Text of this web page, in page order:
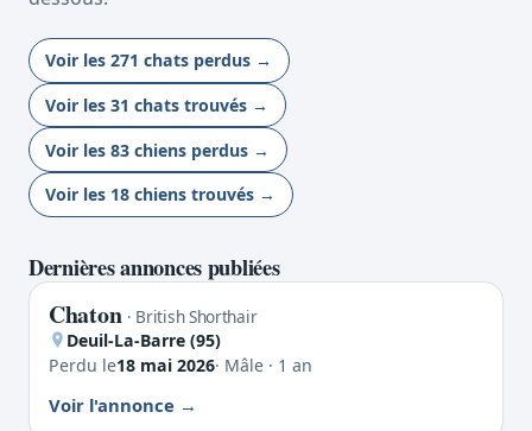
Voir les 271 chats perdus →
Voir les 31 chats trouvés →
Voir les 83 chiens perdus →
Voir les 18 chiens trouvés →
Dernières annonces publiées
PERDU
Chaton · British Shorthair
Deuil-La-Barre (95)
Perdu le18 mai 2026· Mâle · 1 an
Voir l'annonce